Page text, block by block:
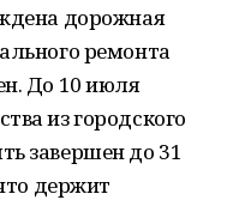
дорожная
ремонта
До 10 июля
из городского
завершен до 31
держит